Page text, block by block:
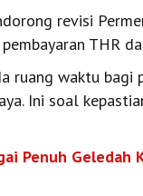
revisi
THR
ruang waktu bagi
Ini soal
Penuh Geledah